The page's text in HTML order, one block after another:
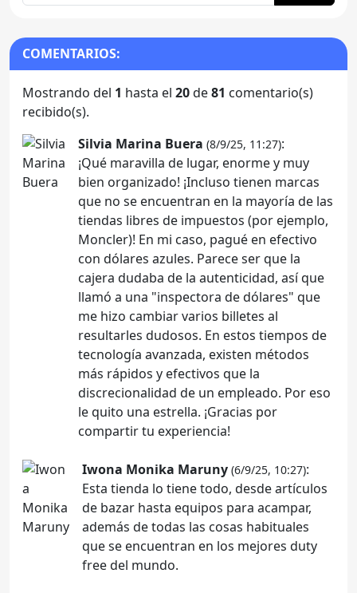
COMENTARIOS:
Mostrando del 1 hasta el 20de81 comentario(s)
recibido(s).
Silvia Marina Buera (8/9/25, 11:27):
¡Qué maravilla de lugar, enorme y muy
bien organizado! ¡Incluso tienen marcas
que no se encuentran en la mayoría de las
tiendas libres de impuestos (por ejemplo,
Moncler)! En mi caso, pagué en efectivo
con dólares azules. Parece ser que la
cajera dudaba de la autenticidad, así que
llamó a una "inspectora de dólares" que
me hizo cambiar varios billetes al
resultarles dudosos. En estos tiempos de
tecnología avanzada, existen métodos
más rápidos y efectivos que la
discrecionalidad de un empleado. Por eso
le quito una estrella. ¡Gracias por
compartir tu experiencia!
Iwona Monika Maruny (6/9/25, 10:27):
Esta tienda lo tiene todo, desde artículos
de bazar hasta equipos para acampar,
además de todas las cosas habituales
que se encuentran en los mejores duty
free del mundo.